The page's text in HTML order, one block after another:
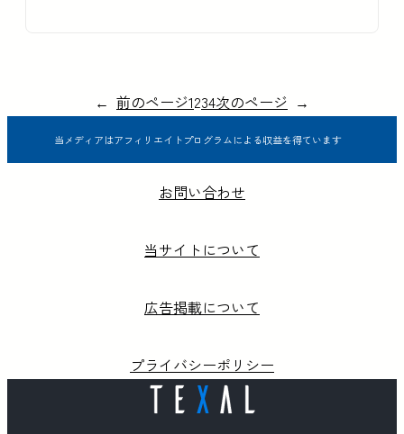
← 前のページ1234次のページ →
当メディアはアフィリエイトプログラムによる収益を得ています
お問い合わせ
当サイトについて
広告掲載について
プライバシーポリシー